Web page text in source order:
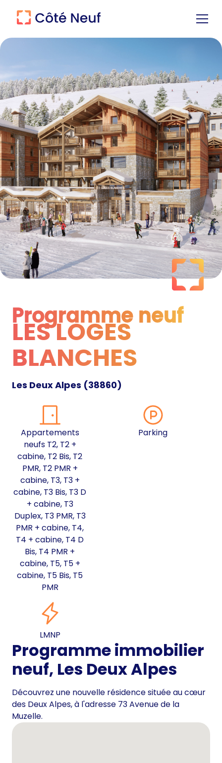
Programme neuf
Programme neuf
LES LOGES
BLANCHES
Les Deux Alpes (38860)
Appartements
neufs T2, T2 +
cabine, T2 Bis, T2
PMR, T2 PMR +
cabine, T3, T3 +
cabine, T3 Bis, T3 D
+ cabine, T3
Duplex, T3 PMR, T3
PMR + cabine, T4,
T4 + cabine, T4 D
Bis, T4 PMR +
cabine, T5, T5 +
cabine, T5 Bis, T5
PMR
Parking
LMNP
Programme immobilier
neuf, Les Deux Alpes
Découvrez une nouvelle résidence située au cœur
des Deux Alpes, à l'adresse 73 Avenue de la
Muzelle.